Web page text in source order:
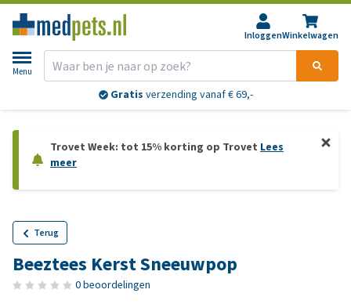
InloggenWinkelwagen
Menu
Gratis verzending vanaf € 69,-
Trovet Week: tot 15% korting op Trovet Lees
meer
Terug
Beeztees Kerst Sneeuwpop
0 beoordelingen